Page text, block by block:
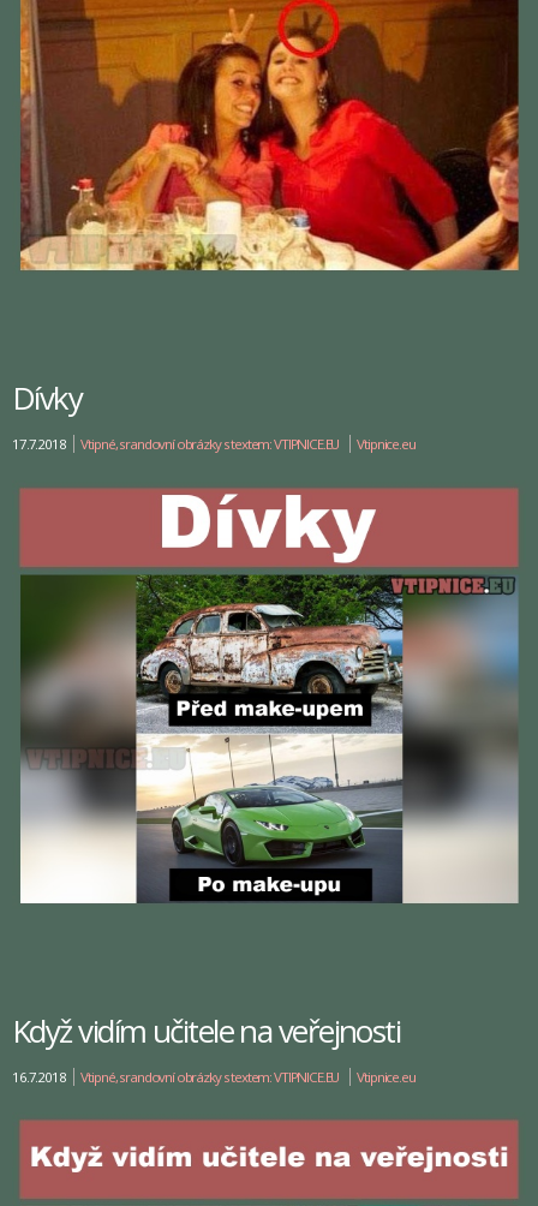
Dívky
17.7.2018 Vtipné, srandovní obrázky s textem: VTIPNICE.EU Vtipnice.eu
Když vidím učitele na veřejnosti
16.7.2018 Vtipné, srandovní obrázky s textem: VTIPNICE.EU Vtipnice.eu